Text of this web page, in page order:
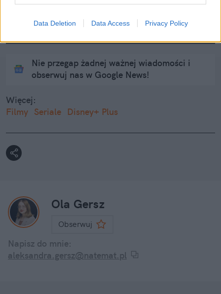
Data Deletion Data Access Privacy Policy
ostatecznym upadkiem?
Nie przegap żadnej ważnej wiadomości i
obserwuj nas w Google News!
Więcej:
Filmy Seriale Disney+ Plus
Ola Gersz
Obserwuj
Napisz do mnie:
aleksandra.gersz@natemat.pl